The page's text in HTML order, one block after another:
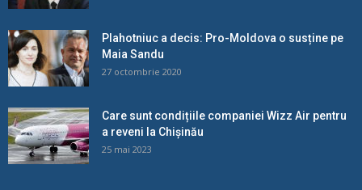
Plahotniuc a decis: Pro-Moldova o susține pe
Maia Sandu
27 octombrie 2020
Care sunt condițiile companiei Wizz Air pentru
a reveni la Chișinău
25 mai 2023